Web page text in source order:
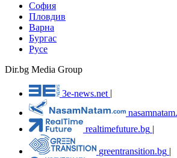
София
Пловдив
Варна
Бургас
Русе
Dir.bg Media Group
3e-news.net
realtimefuture.bg |
greentransition.bg |